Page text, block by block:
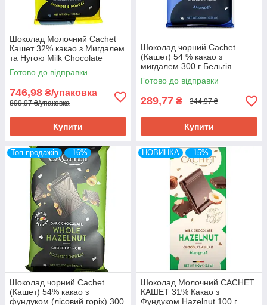
Шоколад Молочний Cachet
Кашет 32% какао з Мигдалем
та Нугою Milk Chocolate
Almonds & Nougat 300 г
Бельгія (3 шт/1 ящ)
Готово до відправки
746,98 ₴/упаковка
899,97 ₴/упаковка
Купити
Шоколад чорний Cachet
(Кашет) 54 % какао з
мигдалем 300 г Бельгія
Готово до відправки
289,77 ₴ 344,97 ₴
Купити
Топ продажів –16%
Шоколад чорний Cachet
(Кашет) 54% какао з
фундуком (лісовий горіх) 300
НОВИНКА –15%
Шоколад Молочний CACHET
КАШЕТ 31% Какао з
Фундуком Hazelnut 100 г